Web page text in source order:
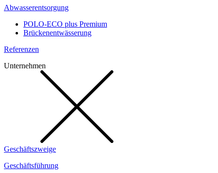
Abwasserentsorgung
POLO-ECO plus Premium
Brückenentwässerung
Referenzen
Unternehmen
Geschäftszweige
Geschäftsführung